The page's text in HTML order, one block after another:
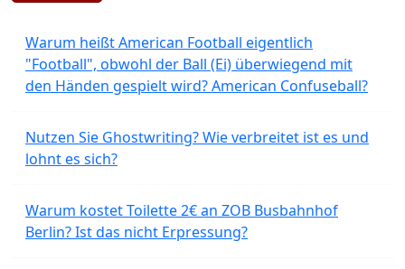
Warum heißt American Football eigentlich
"Football", obwohl der Ball (Ei) überwiegend mit
den Händen gespielt wird? American Confuseball?
Nutzen Sie Ghostwriting? Wie verbreitet ist es und
lohnt es sich?
Warum kostet Toilette 2€ an ZOB Busbahnhof
Berlin? Ist das nicht Erpressung?